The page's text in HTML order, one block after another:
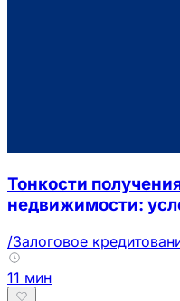
Тонкости
недвижимости:
/Залоговое
11 мин